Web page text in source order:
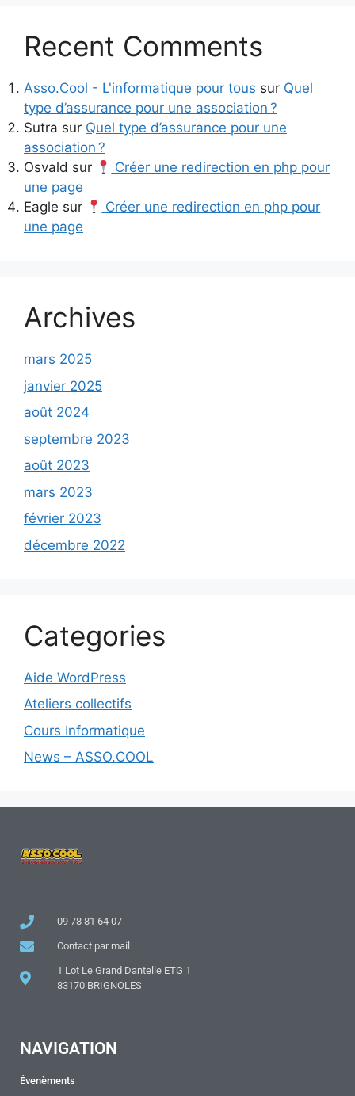
Recent Comments
Asso.Cool - L'informatique pour tous sur Quel
type d’assurance pour une association ?
Sutra sur Quel type d’assurance pour une
association ?
Osvald sur
Créer une redirection en php pour
une page
Eagle sur
Créer une redirection en php pour
une page
Archives
mars 2025
janvier 2025
août 2024
septembre 2023
août 2023
mars 2023
février 2023
décembre 2022
Categories
Aide WordPress
Ateliers collectifs
Cours Informatique
News – ASSO.COOL
09 78 81 64 07
Contact par mail
1 Lot Le Grand Dantelle ETG 1
83170 BRIGNOLES
NAVIGATION
Évenèments